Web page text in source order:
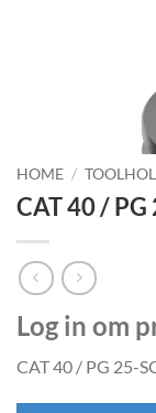
HOME /
CAT 40 / PG
Log in om
CAT 40 / PG 25-